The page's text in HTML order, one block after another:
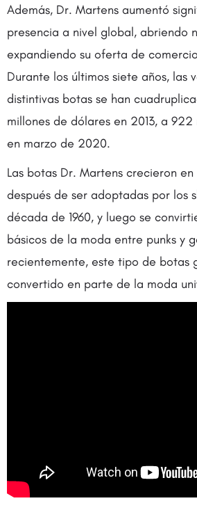
Además, Dr. Martens aumentó
presencia a nivel global, abriendo
expandiendo su oferta de
Durante los últimos siete años, las
distintivas botas se han
millones de dólares en 2013, a
en marzo de 2020.
Las botas Dr. Martens crecieron
después de ser adoptadas por los
década de 1960, y luego se
básicos de la moda entre punks y
recientemente, este tipo de botas
convertido en parte de la moda